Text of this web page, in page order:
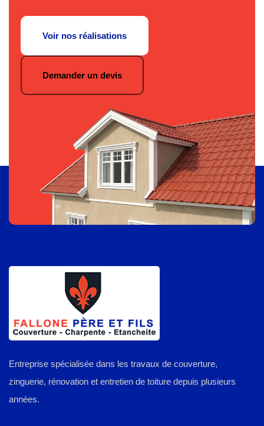
Voir nos réalisations
Demander un devis
Entreprise spécialisée dans les travaux de couverture,
zinguerie, rénovation et entretien de toiture depuis plusieurs
années.